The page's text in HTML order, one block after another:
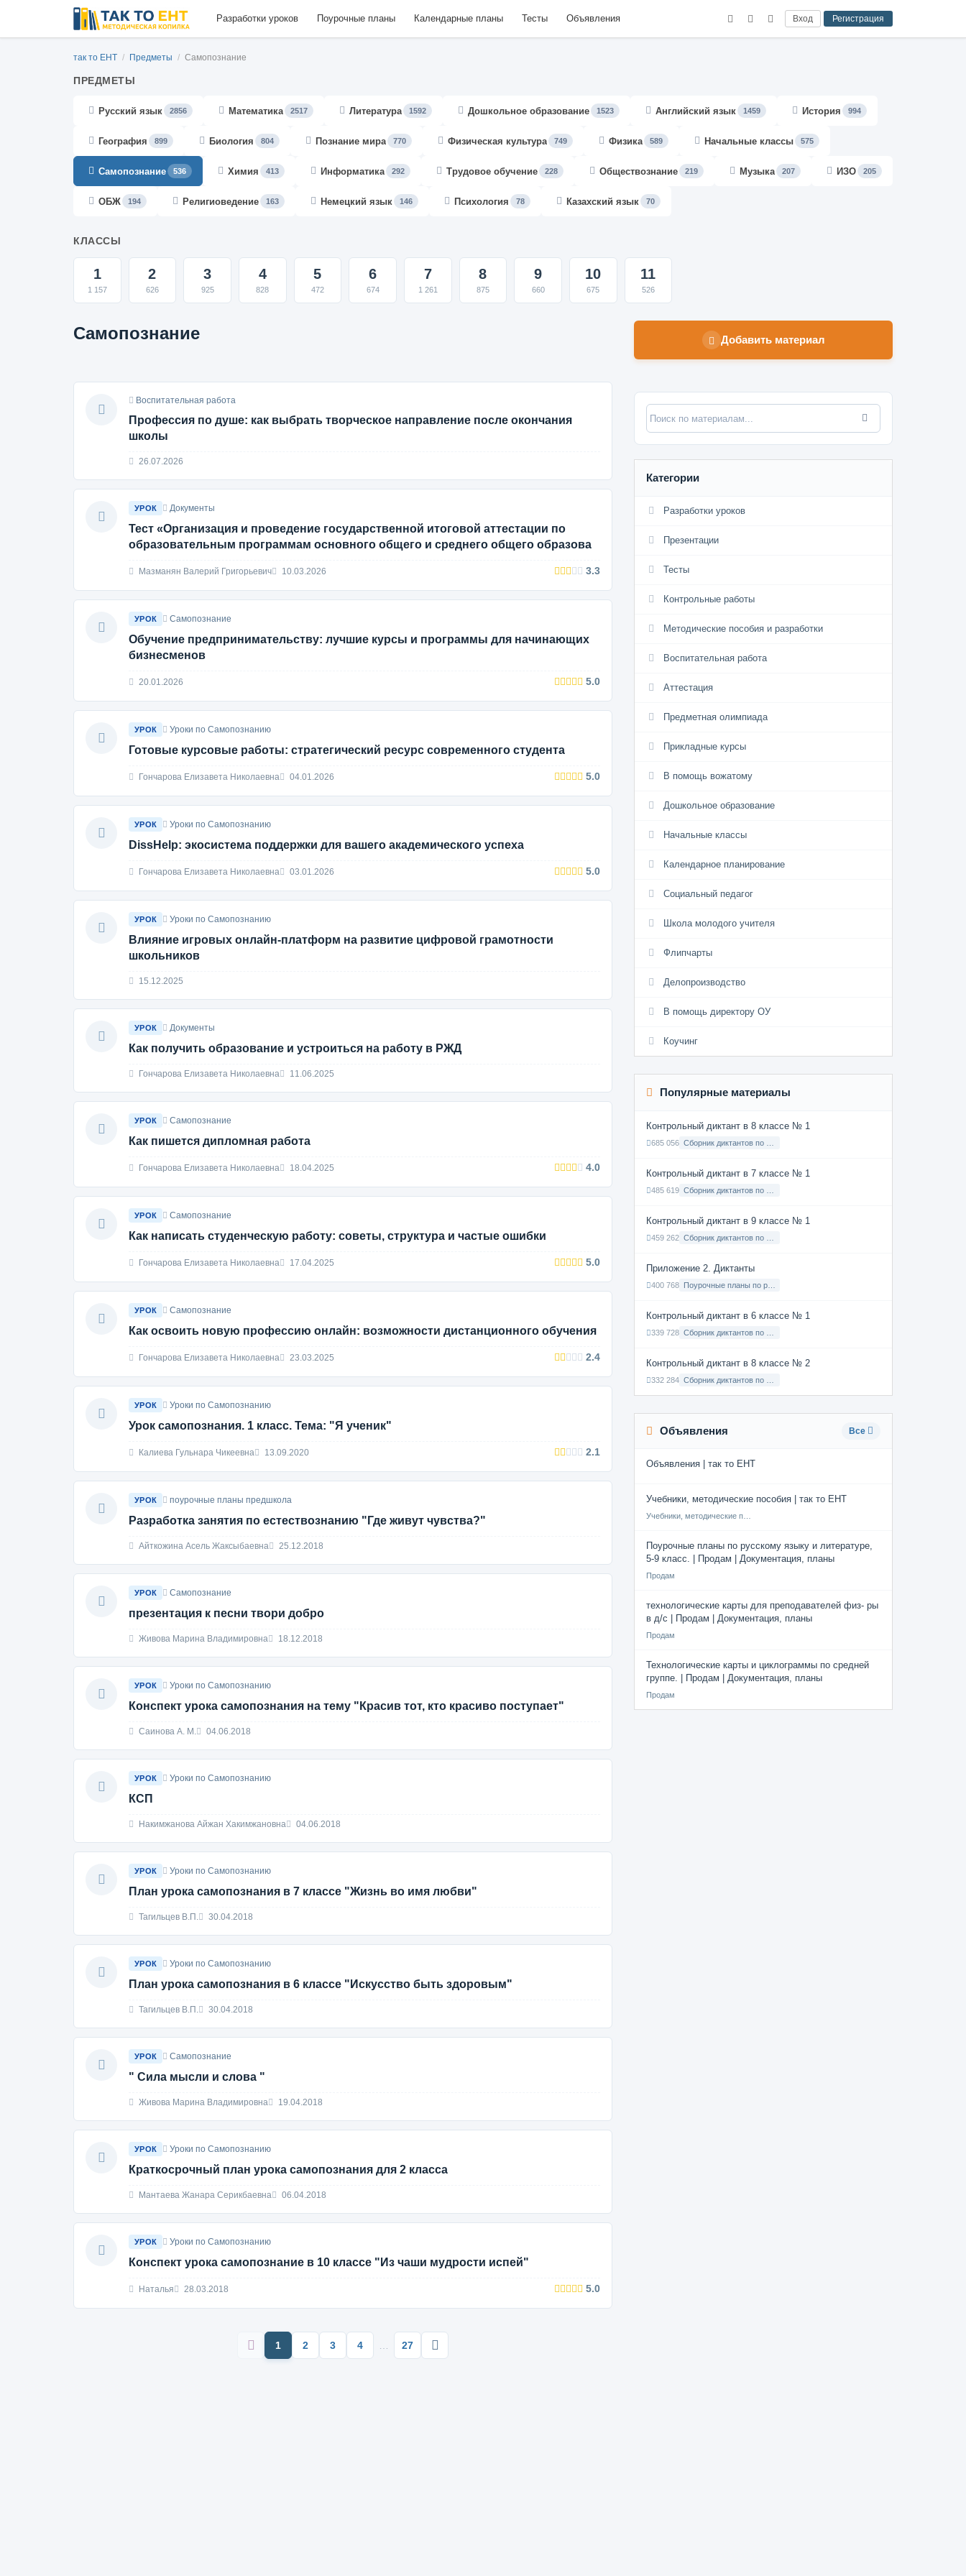
Разработки уроков Поурочные планы Календарные планы Тесты Объявления Вход Регистрация
так то ЕНТ / Предметы / Самопознание
ПРЕДМЕТЫ
Русский язык 2856 Математика 2517 Литература 1592 Дошкольное образование 1523 Английский язык 1459 История 994
География 899 Биология 804 Познание мира 770 Физическая культура 749 Физика 589 Начальные классы 575
Самопознание 536 Химия 413 Информатика 292 Трудовое обучение 228 Обществознание 219 Музыка 207 ИЗО 205
ОБЖ 194 Религиоведение 163 Немецкий язык 146 Психология 78 Казахский язык 70
КЛАССЫ
1
1 157
2
626
3
925
4
828
5
472
6
674
7
1 261
8
875
9
660
10
675
11
526
Самопознание
Воспитательная работа
Профессия по душе: как выбрать творческое направление после окончания
школы
26.07.2026
УРОК Документы
Тест «Организация и проведение государственной итоговой аттестации по
образовательным программам основного общего и среднего общего образова
Мазманян Валерий Григорьевич 10.03.2026 3.3
УРОК Самопознание
Обучение предпринимательству: лучшие курсы и программы для начинающих
бизнесменов
20.01.2026 5.0
УРОК Уроки по Самопознанию
Готовые курсовые работы: стратегический ресурс современного студента
Гончарова Елизавета Николаевна 04.01.2026 5.0
УРОК Уроки по Самопознанию
DissHelp: экосистема поддержки для вашего академического успеха
Гончарова Елизавета Николаевна 03.01.2026 5.0
УРОК Уроки по Самопознанию
Влияние игровых онлайн-платформ на развитие цифровой грамотности
школьников
15.12.2025
УРОК Документы
Как получить образование и устроиться на работу в РЖД
Гончарова Елизавета Николаевна 11.06.2025
УРОК Самопознание
Как пишется дипломная работа
Гончарова Елизавета Николаевна 18.04.2025 4.0
УРОК Самопознание
Как написать студенческую работу: советы, структура и частые ошибки
Гончарова Елизавета Николаевна 17.04.2025 5.0
УРОК Самопознание
Как освоить новую профессию онлайн: возможности дистанционного обучения
Гончарова Елизавета Николаевна 23.03.2025 2.4
УРОК Уроки по Самопознанию
Урок самопознания. 1 класс. Тема: "Я ученик"
Калиева Гульнара Чикеевна 13.09.2020 2.1
УРОК поурочные планы предшкола
Разработка занятия по естествознанию "Где живут чувства?"
Айткожина Асель Жаксыбаевна 25.12.2018
УРОК Самопознание
презентация к песни твори добро
Живова Марина Владимировна 18.12.2018
УРОК Уроки по Самопознанию
Конспект урока самопознания на тему "Красив тот, кто красиво поступает"
Саинова А. М. 04.06.2018
УРОК Уроки по Самопознанию
КСП
Накимжанова Айжан Хакимжановна 04.06.2018
УРОК Уроки по Самопознанию
План урока самопознания в 7 классе "Жизнь во имя любви"
Тагильцев В.П. 30.04.2018
УРОК Уроки по Самопознанию
План урока самопознания в 6 классе "Искусство быть здоровым"
Тагильцев В.П. 30.04.2018
УРОК Самопознание
" Сила мысли и слова "
Живова Марина Владимировна 19.04.2018
УРОК Уроки по Самопознанию
Краткосрочный план урока самопознания для 2 класса
Мантаева Жанара Серикбаевна 06.04.2018
УРОК Уроки по Самопознанию
Конспект урока самопознание в 10 классе "Из чаши мудрости испей"
Наталья 28.03.2018 5.0
1 2 3 4 27
Добавить материал
Категории
Разработки уроков
Презентации
Тесты
Контрольные работы
Методические пособия и разработки
Воспитательная работа
Аттестация
Предметная олимпиада
Прикладные курсы
В помощь вожатому
Дошкольное образование
Начальные классы
Календарное планирование
Социальный педагог
Школа молодого учителя
Флипчарты
Делопроизводство
В помощь директору ОУ
Коучинг
Популярные материалы
Контрольный диктант в 8 классе № 1
685 056
Контрольный диктант в 7 классе № 1
485 619
Контрольный диктант в 9 классе № 1
459 262
Приложение 2. Диктанты
400 768
Контрольный диктант в 6 классе № 1
339 728
Контрольный диктант в 8 классе № 2
332 284
Объявления Все
Объявления | так то ЕНТ
Учебники, методические пособия | так то ЕНТ
Поурочные планы по русскому языку и литературе,
5-9 класс. | Продам | Документация, планы
Продам
технологические карты для преподавателей физ- ры
в д/с | Продам | Документация, планы
Продам
Технологические карты и циклограммы по средней
группе. | Продам | Документация, планы
Продам